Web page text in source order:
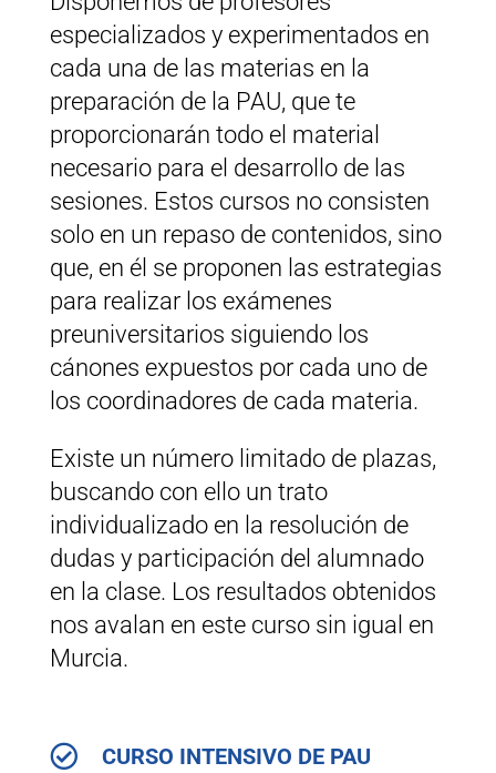
especializados y experimentados en
cada una de las materias en la
preparación de la PAU, que te
proporcionarán todo el material
necesario para el desarrollo de las
sesiones. Estos cursos no consisten
solo en un repaso de contenidos, sino
que, en él se proponen las estrategias
para realizar los exámenes
preuniversitarios siguiendo los
cánones expuestos por cada uno de
los coordinadores de cada materia.
Existe un número limitado de plazas,
buscando con ello un trato
individualizado en la resolución de
dudas y participación del alumnado
en la clase. Los resultados obtenidos
nos avalan en este curso sin igual en
Murcia.

CURSO INTENSIVO DE PAU